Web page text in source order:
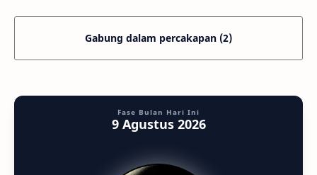
Gabung dalam percakapan (2)
Fase Bulan Hari Ini
9 Agustus 2026